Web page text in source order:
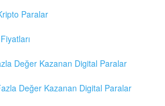
Paralar
Değer Kazanan Digital Paralar
Değer Kazanan Digital Paralar